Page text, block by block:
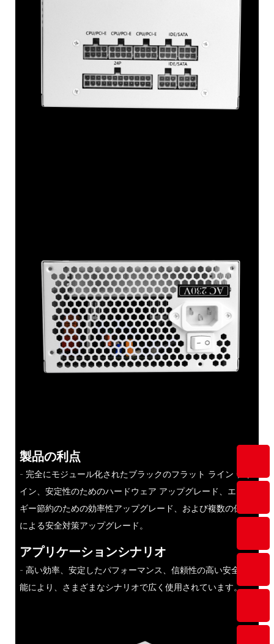
製品の利点
- 完全にモジュール化されたブラックのフラット ライン デザ
イン、安定性のためのハードウェア アップグレード、エネル
ギー節約のための効率性アップグレード、および複数の保護
による安全対策アップグレード。
アプリケーションシナリオ
- 高い効率、安定したパフォーマンス、信頼性の高い安全機
能により、さまざまなシナリオで広く使用されています。